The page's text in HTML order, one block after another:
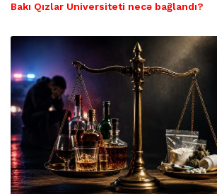
Bakı Qızlar Universiteti necə bağlandı?